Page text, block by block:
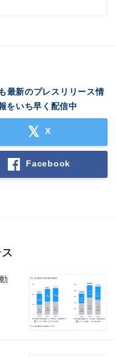
最新のプレスリリース情
をいち早く配信中
X
Facebook